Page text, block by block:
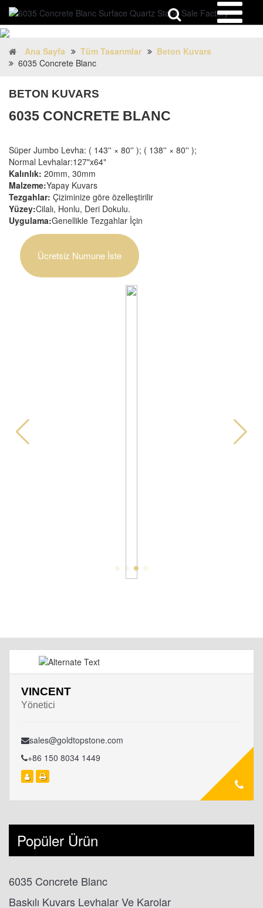
Ana Sayfa Tüm Tasarımlar
Beton Kuvars
6035 Concrete Blanc
BETON KUVARS
6035 CONCRETE BLANC
Süper Jumbo Levha: ( 143'' × 80'' ); ( 138'' × 80'' );
Normal Levhalar:127"x64"
Kalınlık: 20mm, 30mm
Malzeme:Yapay Kuvars
Tezgahlar: Çiziminize göre özelleştirilir
Yüzey:Cilalı, Honlu, Deri Dokulu.
Uygulama:Genellikle Tezgahlar İçin
Ücretsiz Numune İste
VINCENT
Yönetici
sales@goldtopstone.com
+86 150 8034 1449
Popüler Ürün
6035 Concrete Blanc
Baskılı Kuvars Levhalar Ve Karolar